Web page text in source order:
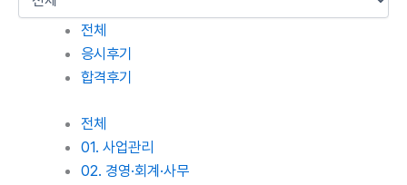
전체
응시후기
합격후기
전체
01. 사업관리
02. 경영·회계·사무